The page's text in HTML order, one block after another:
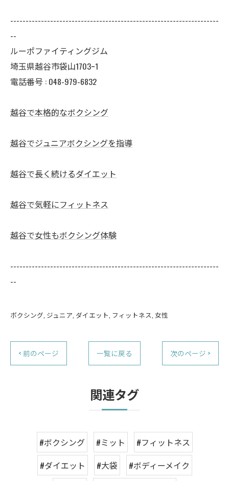
--------------------------------------------------------------------
--
ルーポファイティングジム
埼玉県越谷市袋山1703ｰ1
電話番号 : 048-979-6832
越谷で本格的なボクシング
越谷でジュニアボクシングを指導
越谷で長く続けるダイエット
越谷で気軽にフィットネス
越谷で女性もボクシング体験
--------------------------------------------------------------------
--
ボクシング ジュニア ダイエット フィットネス 女性
< 前のページ 一覧に戻る 次のページ >
関連タグ
#ボクシング #ミット
#フィットネス
#ダイエット
#大袋
#ボディーメイク